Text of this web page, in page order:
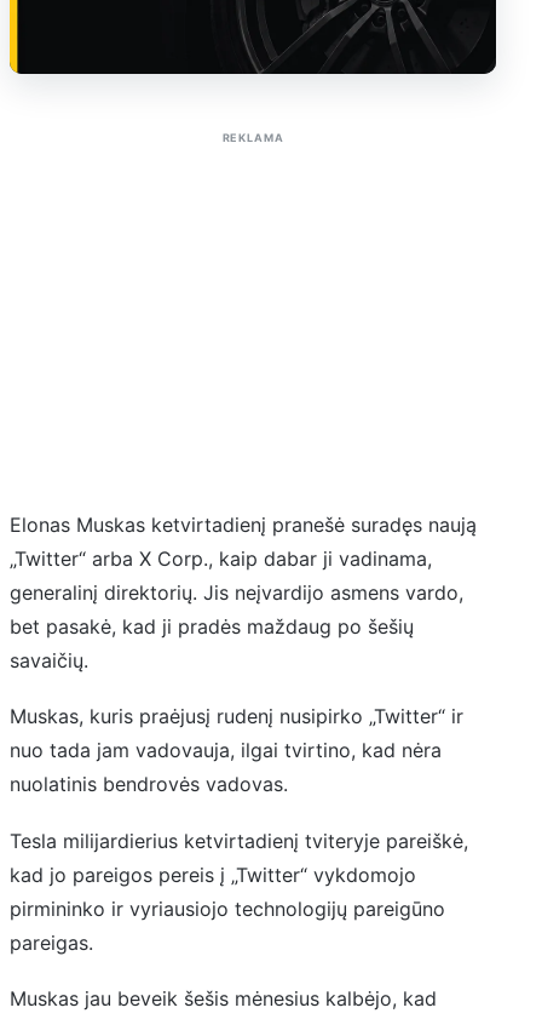
REKLAMA
Elonas Muskas ketvirtadienį pranešė suradęs naują
„Twitter“ arba X Corp., kaip dabar ji vadinama,
generalinį direktorių. Jis neįvardijo asmens vardo,
bet pasakė, kad ji pradės maždaug po šešių
savaičių.
Muskas, kuris praėjusį rudenį nusipirko „Twitter“ ir
nuo tada jam vadovauja, ilgai tvirtino, kad nėra
nuolatinis bendrovės vadovas.
Tesla milijardierius ketvirtadienį tviteryje pareiškė,
kad jo pareigos pereis į „Twitter“ vykdomojo
pirmininko ir vyriausiojo technologijų pareigūno
pareigas.
Muskas jau beveik šešis mėnesius kalbėjo, kad